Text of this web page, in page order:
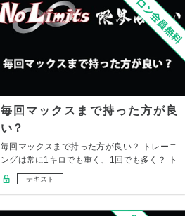
毎回マックスまで持った方が良
い？
毎回マックスまで持った方が良い？ トレーニ
ングは常に1キロでも重く、1回でも多く？ ト
レー…
テキスト